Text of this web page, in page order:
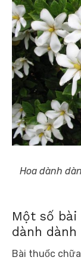
Hoa dành
Một số
dành dành
Bài thuốc